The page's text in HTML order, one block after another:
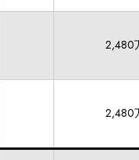
2,480
2,480